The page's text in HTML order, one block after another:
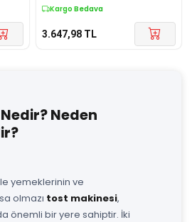
Kargo Bedava
3.647,98 TL
Neden
yemeklerinin ve
olmazı tost makinesi,
önemli bir yere sahiptir. İki